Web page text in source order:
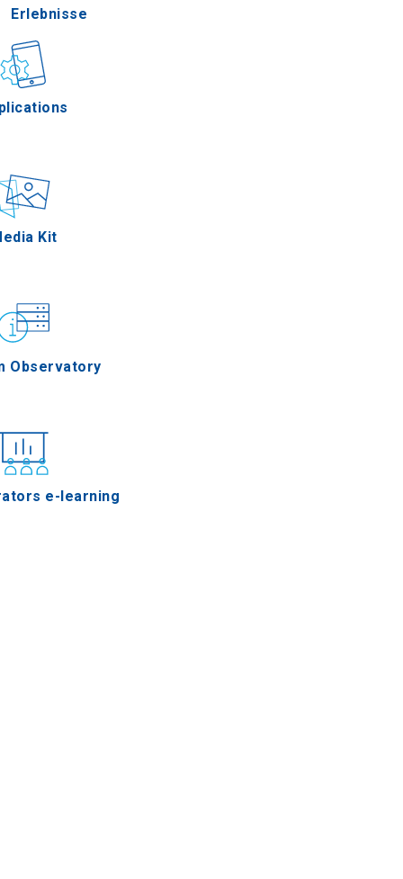
Gastronomie
Ereignisse
Kit
Observatory
e-learning
Erlebnisse